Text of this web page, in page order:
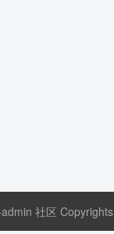
社区 Copyrights